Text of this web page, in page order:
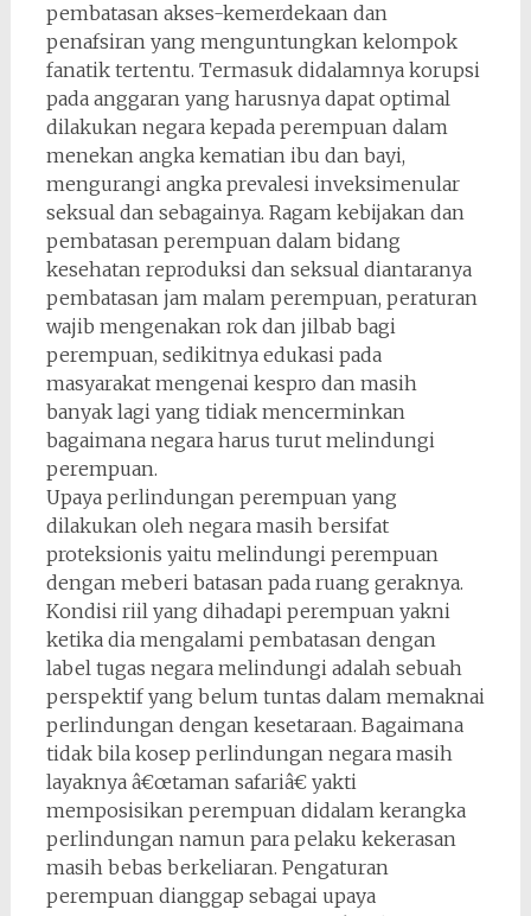
pembatasan akses-kemerdekaan dan
penafsiran yang menguntungkan kelompok
fanatik tertentu. Termasuk didalamnya korupsi
pada anggaran yang harusnya dapat optimal
dilakukan negara kepada perempuan dalam
menekan angka kematian ibu dan bayi,
mengurangi angka prevalesi inveksimenular
seksual dan sebagainya. Ragam kebijakan dan
pembatasan perempuan dalam bidang
kesehatan reproduksi dan seksual diantaranya
pembatasan jam malam perempuan, peraturan
wajib mengenakan rok dan jilbab bagi
perempuan, sedikitnya edukasi pada
masyarakat mengenai kespro dan masih
banyak lagi yang tidiak mencerminkan
bagaimana negara harus turut melindungi
perempuan.
Upaya perlindungan perempuan yang
dilakukan oleh negara masih bersifat
proteksionis yaitu melindungi perempuan
dengan meberi batasan pada ruang geraknya.
Kondisi riil yang dihadapi perempuan yakni
ketika dia mengalami pembatasan dengan
label tugas negara melindungi adalah sebuah
perspektif yang belum tuntas dalam memaknai
perlindungan dengan kesetaraan. Bagaimana
tidak bila kosep perlindungan negara masih
layaknya â€œtaman safariâ€ yakti
memposisikan perempuan didalam kerangka
perlindungan namun para pelaku kekerasan
masih bebas berkeliaran. Pengaturan
perempuan dianggap sebagai upaya